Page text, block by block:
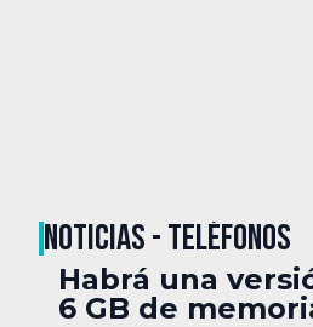
NOTICIAS - TELÉFONOS
Habrá una
6 GB de